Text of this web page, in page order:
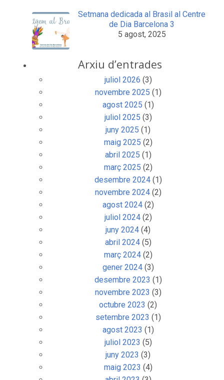
Setmana dedicada al Brasil al Centre
de Dia Barcelona 3
5 agost, 2025
Arxiu d’entrades
juliol 2026 (3)
novembre 2025 (1)
agost 2025 (1)
juliol 2025 (3)
juny 2025 (1)
maig 2025 (2)
abril 2025 (1)
març 2025 (2)
desembre 2024(1)
novembre 2024(2)
agost 2024(2)
juliol 2024(2)
juny 2024 (4)
abril 2024(5)
març 2024(2)
gener 2024(3)
desembre 2023 (1)
novembre 2023 (3)
octubre 2023 (2)
setembre 2023 (1)
agost 2023 (1)
juliol 2023 (5)
juny 2023 (3)
maig 2023 (4)